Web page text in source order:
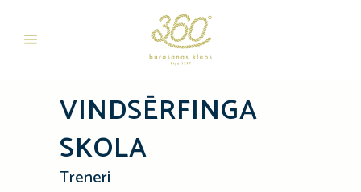
VINDSĒRFINGA
SKOLA
Treneri